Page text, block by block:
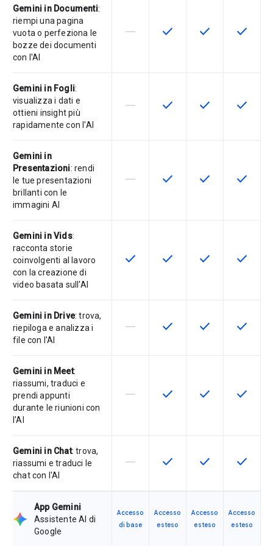
Gemini in Documenti:
riempi una pagina
vuota o perfeziona le
bozze dei documenti
con l'AI
La funzionalità non è supportata
horizontal_rule Questa funzionalità è
check Questa
check Questa
check
Gemini in Fogli:
visualizza i dati e
ottieni insight più
rapidamente con l'AI
La funzionalità non è supportata
horizontal_rule Questa funzionalità è
check Questa
check Questa
check
Gemini in
Presentazioni: rendi
le tue presentazioni
brillanti con le
immagini AI
La funzionalità non è supportata
horizontal_rule Questa funzionalità è
check Questa
check Questa
check
Gemini in Vids:
racconta storie
coinvolgenti al lavoro
con la creazione di
video basata sull'AI
Questa funzionalità è disponibile
check Questa funzionalità è
check Questa
check Questa
check
Gemini in Drive: trova,
riepiloga e analizza i
file con l'AI
La funzionalità non è supportata
horizontal_rule Questa funzionalità è
check Questa
check Questa
check
Gemini in Meet:
riassumi, traduci e
prendi appunti
durante le riunioni con
l'AI
La funzionalità non è supportata
horizontal_rule Questa funzionalità è
check Questa
check Questa
check
Gemini in Chat: trova,
riassumi e traduci le
chat con l'AI
La funzionalità non è supportata
horizontal_rule Questa funzionalità è
check Questa
check Questa
check
App Gemini
Assistente AI di
Google
Accesso
di base
Accesso
esteso
Accesso
esteso
Accesso
esteso